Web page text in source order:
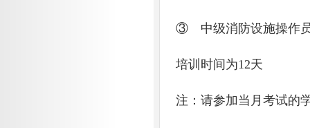
③ 中级消防设施操作
培训时间为12天
注：请参加当月考试的